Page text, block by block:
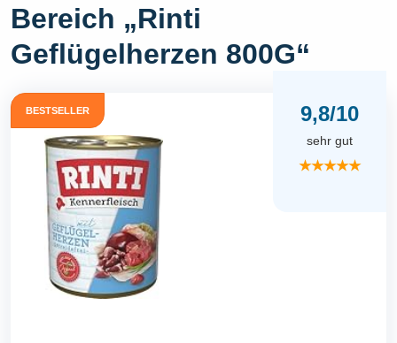
Bereich „Rinti
Geflügelherzen 800G“
BESTSELLER 9,8/10
sehr gut
★★★★★